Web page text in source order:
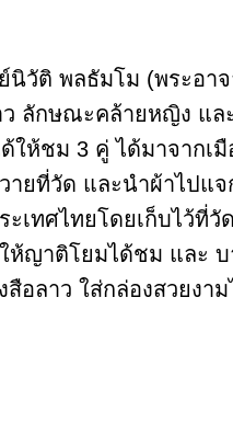
วัติ พลธัมโม (พระอา
ลักษณะคล้ายหญิง แล
ห้ชม 3 คู่ ได้มาจากเมื
ยที่วัด และนำผ้าไปแ
เทศไทยโดยเก็บไว้ที่
ห้ญาติโยมได้ชม และ
อลาว ใส่กล่องสวยง